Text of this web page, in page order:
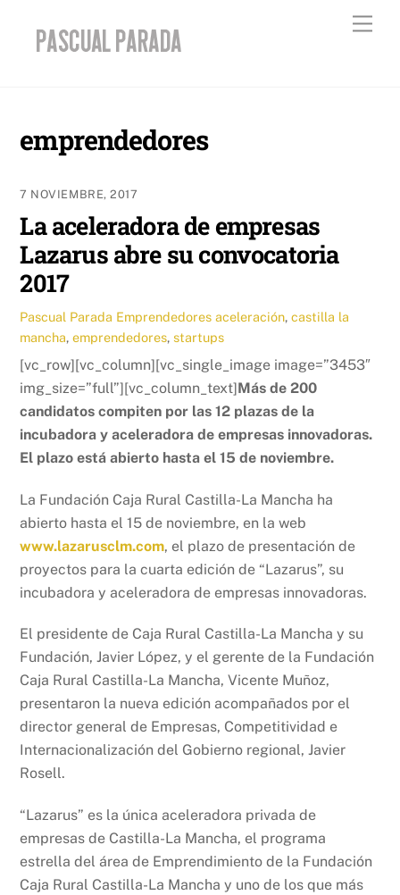
content
emprendedores
7 NOVIEMBRE, 2017
La aceleradora de empresas
Lazarus abre su convocatoria
2017
Pascual Parada Emprendedores aceleración,castilla la
mancha,emprendedores,startups
[vc_row][vc_column][vc_single_image image=”3453″
img_size=”full”][vc_column_text]Más de 200
candidatos compiten por las 12 plazas de la
incubadora y aceleradora de empresas innovadoras.
El plazo está abierto hasta el 15 de noviembre.
La Fundación Caja Rural Castilla-La Mancha ha
abierto hasta el 15 de noviembre, en la web
www.lazarusclm.com, el plazo de presentación de
proyectos para la cuarta edición de “Lazarus”, su
incubadora y aceleradora de empresas innovadoras.
El presidente de Caja Rural Castilla-La Mancha y su
Fundación, Javier López, y el gerente de la Fundación
Caja Rural Castilla-La Mancha, Vicente Muñoz,
presentaron la nueva edición acompañados por el
director general de Empresas, Competitividad e
Internacionalización del Gobierno regional, Javier
Rosell.
“Lazarus” es la única aceleradora privada de
empresas de Castilla-La Mancha, el programa
estrella del área de Emprendimiento de la Fundación
Caja Rural Castilla-La Mancha y uno de los que más